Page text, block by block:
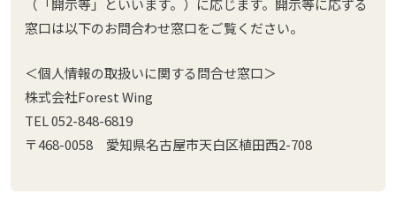
（「開示等」といいます。）に応じます。開示等に応ずる
窓口は以下のお問合わせ窓口をご覧ください。
＜個人情報の取扱いに関する問合せ窓口＞
株式会社Forest Wing
TEL 052-848-6819
〒468-0058 愛知県名古屋市天白区植田西2-708